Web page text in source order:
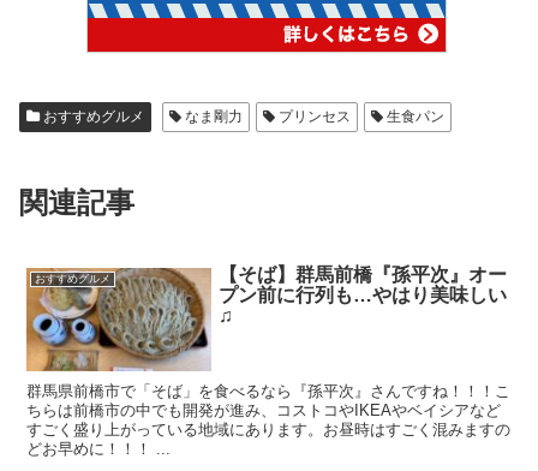
おすすめグルメ なま剛力 プリンセス 生食パン
関連記事
おすすめグルメ
【そば】群馬前橋『孫平次』オー
プン前に行列も…やはり美味しい
♫
群馬県前橋市で「そば」を食べるなら『孫平次』さんですね！！！こ
ちらは前橋市の中でも開発が進み、コストコやIKEAやベイシアなど
すごく盛り上がっている地域にあります。お昼時はすごく混みますの
どお早めに！！！ ...